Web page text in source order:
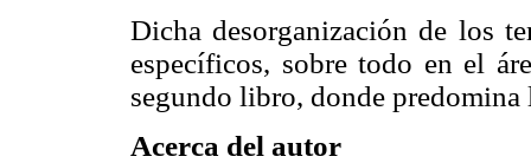
Dicha desorganización de los
específicos, sobre todo en el
segundo libro, donde
Acerca del autor